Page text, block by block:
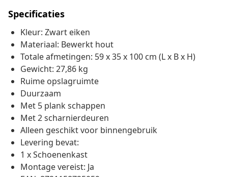
Specificaties
Kleur: Zwart eiken
Materiaal: Bewerkt hout
Totale afmetingen: 59 x 35 x 100 cm (L x B x H)
Gewicht: 27,86 kg
Ruime opslagruimte
Duurzaam
Met 5 plank schappen
Met 2 scharnierdeuren
Alleen geschikt voor binnengebruik
Levering bevat:
1 x Schoenenkast
Montage vereist: Ja